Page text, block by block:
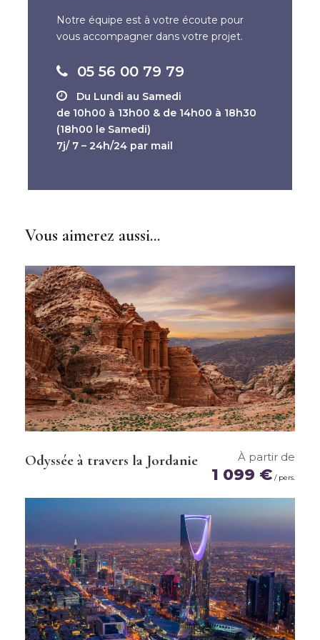
Notre équipe est à votre écoute pour
vous accompagner dans votre projet.
05 56 00 79 79
Du Lundi au Samedi
de 10h00 à 13h00 & de 14h00 à 18h30
(18h00 le Samedi)
7j/ 7 – 24h/24 par mail
Jour 10 : Cuzco
Jour 12 : Vallée Sacrée - Machu
Jour 13 : Vallée Sacrée - Cuzco
Jour 14 : Cuzco - Lima - France
En bref
Ce prix comprend
Vous aimerez aussi...
Odyssée à travers la Jordanie À partir de
1 099 € / pers.